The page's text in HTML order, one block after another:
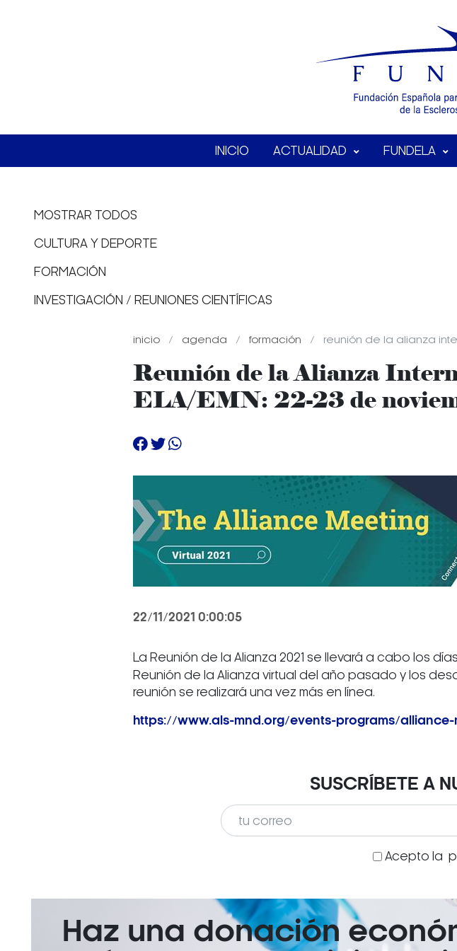
INICIO ACTUALIDAD FUNDELA
inicio agenda formación reunión de la alianza
Reunión de la Alianza
ELA/EMN: 22-23 de
22/11/2021 0:00:05
La Reunión de la Alianza 2021 se llevará a cabo los días
Reunión de la Alianza virtual del año pasado y los
reunión se realizará una vez más en línea.
https://www.als-mnd.org/events-programs/alliance-
MOSTRAR TODOS
CULTURA Y DEPORTE
FORMACIÓN
INVESTIGACIÓN / REUNIONES CIENTÍFICAS
SUSCRÍBETE A
Acepto la
Haz una donación